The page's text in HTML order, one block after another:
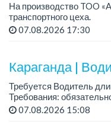
На производство TOO
транспортного цеха.
Зарплата: до 380 000
07.08.2026 17:30
Караганда |
Требуется Водитель
Требования:
Зарплата: 500 000 тенге,
07.08.2026 15:08